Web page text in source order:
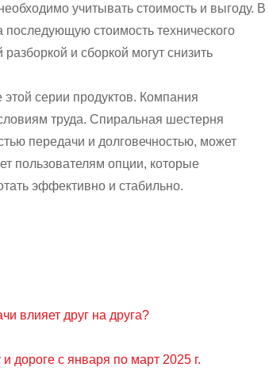
учитывать стоимость и выгоду. В
последующую стоимость технического
и сборкой могут снизить
серии продуктов. Компания
труда. Спиральная шестерня
передачи и долговечностью, может
пользователям опции, которые
эффективно и стабильно.
влияет друг на друга?
дороге с января по март 2025 г.